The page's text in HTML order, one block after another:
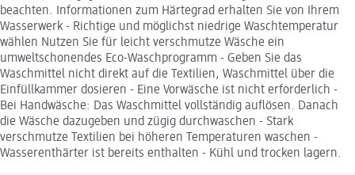
beachten. Informationen zum Härtegrad erhalten Sie von Ihrem
Wasserwerk - Richtige und möglichst niedrige Waschtemperatur
wählen Nutzen Sie für leicht verschmutze Wäsche ein
umweltschonendes Eco-Waschprogramm - Geben Sie das
Waschmittel nicht direkt auf die Textilien, Waschmittel über die
Einfüllkammer dosieren - Eine Vorwäsche ist nicht erforderlich -
Bei Handwäsche: Das Waschmittel vollständig auflösen. Danach
die Wäsche dazugeben und zügig durchwaschen - Stark
verschmutze Textilien bei höheren Temperaturen waschen -
Wasserenthärter ist bereits enthalten - Kühl und trocken lagern.